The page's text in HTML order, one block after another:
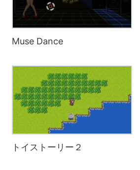
Muse Dance
トイストーリー２